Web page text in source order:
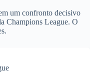
um confronto decisivo
Champions League. O